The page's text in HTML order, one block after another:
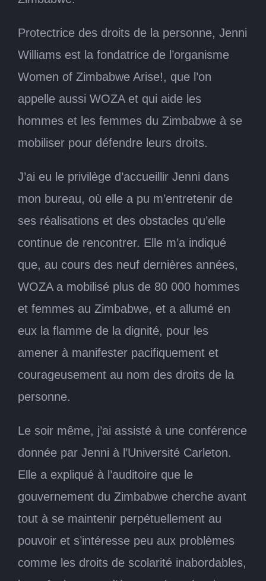
Protectrice des droits de la personne, Jenni
Williams est la fondatrice de l’organisme
Women of Zimbabwe Arise!, que l’on
appelle aussi WOZA et qui aide les
hommes et les femmes du Zimbabwe à se
mobiliser pour défendre leurs droits.
J’ai eu le privilège d’accueillir Jenni dans
mon bureau, où elle a pu m’entretenir de
ses réalisations et des obstacles qu’elle
continue de rencontrer. Elle m’a indiqué
que, au cours des neuf dernières années,
WOZA a mobilisé plus de 80 000 hommes
et femmes au Zimbabwe, et a allumé en
eux la flamme de la dignité, pour les
amener à manifester pacifiquement et
courageusement au nom des droits de la
personne.
Le soir même, j’ai assisté à une conférence
donnée par Jenni à l’Université Carleton.
Elle a expliqué à l’auditoire que le
gouvernement du Zimbabwe cherche avant
tout à se maintenir perpétuellement au
pouvoir et s’intéresse peu aux problèmes
comme les droits de scolarité inabordables,